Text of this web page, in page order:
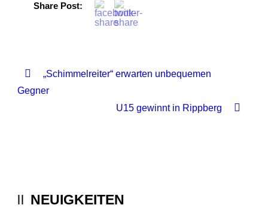
Share Post:
„Schimmelreiter“ erwarten unbequemen
Gegner
U15 gewinnt in Rippberg
NEUIGKEITEN